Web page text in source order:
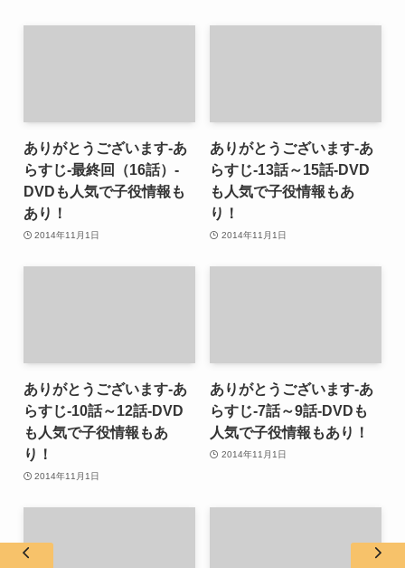
ありがとうございます-あ
らすじ-最終回（16話）-
DVDも人気で子役情報も
あり！
2014年11月1日
ありがとうございます-あ
らすじ-13話～15話-DVD
も人気で子役情報もあ
り！
2014年11月1日
ありがとうございます-あ
らすじ-10話～12話-DVD
も人気で子役情報もあ
り！
2014年11月1日
ありがとうございます-あ
らすじ-7話～9話-DVDも
人気で子役情報もあり！
2014年11月1日